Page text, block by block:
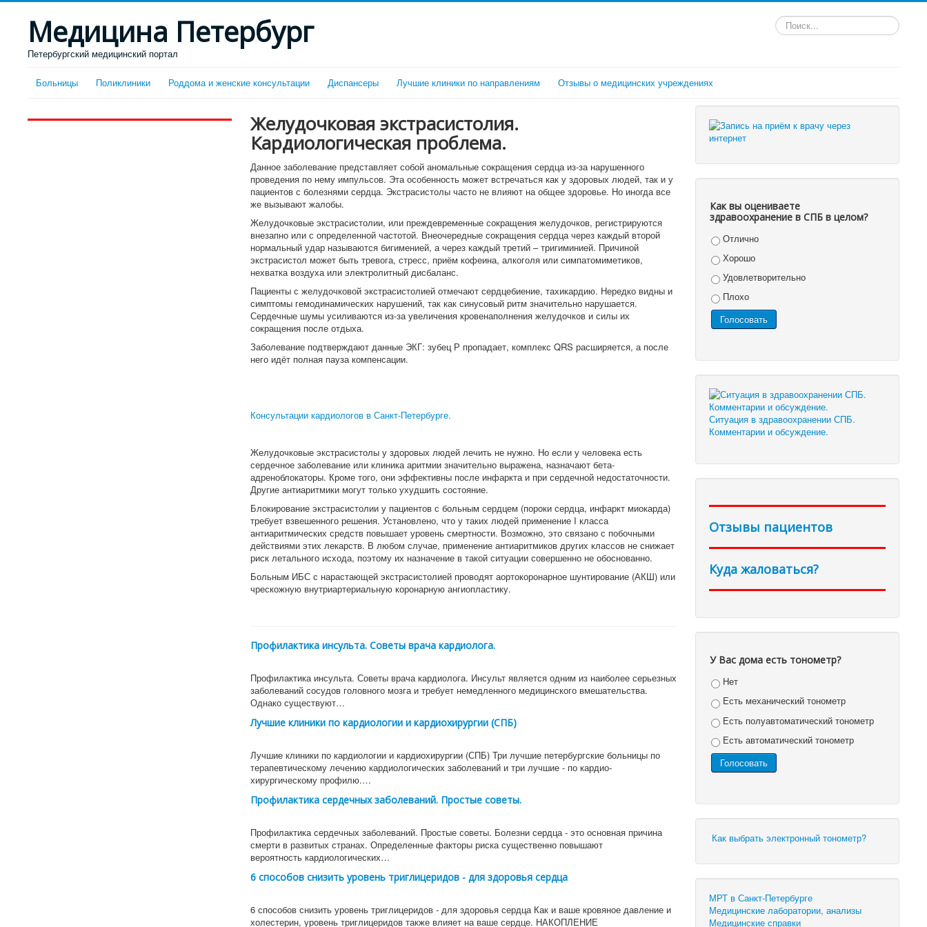
Медицина Петербург
Петербургский медицинский портал
Искать...
Больницы Поликлиники Роддома и женские консультации Диспансеры Лучшие клиники по направлениям Отзывы о медицинских учреждениях
Желудочковая экстрасистолия.
Кардиологическая проблема.
Данное заболевание представляет собой аномальные сокращения сердца из-за нарушенного
проведения по нему импульсов. Эта особенность может встречаться как у здоровых людей, так и у
пациентов с болезнями сердца. Экстрасистолы часто не влияют на общее здоровье. Но иногда все
же вызывают жалобы.
Желудочковые экстрасистолии, или преждевременные сокращения желудочков, регистрируются
внезапно или с определенной частотой. Внеочередные сокращения сердца через каждый второй
нормальный удар называются бигименией, а через каждый третий – тригиминией. Причиной
экстрасистол может быть тревога, стресс, приём кофеина, алкоголя или симпатомиметиков,
нехватка воздуха или электролитный дисбаланс.
Пациенты с желудочковой экстрасистолией отмечают сердцебиение, тахикардию. Нередко видны и
симптомы гемодинамических нарушений, так как синусовый ритм значительно нарушается.
Сердечные шумы усиливаются из-за увеличения кровенаполнения желудочков и силы их
сокращения после отдыха.
Заболевание подтверждают данные ЭКГ: зубец Р пропадает, комплекс QRS расширяется, а после
него идёт полная пауза компенсации.
Консультации кардиологов в Санкт-Петербурге.
Желудочковые экстрасистолы у здоровых людей лечить не нужно. Но если у человека есть
сердечное заболевание или клиника аритмии значительно выражена, назначают бета-
адреноблокаторы. Кроме того, они эффективны после инфаркта и при сердечной недостаточности.
Другие антиаритмики могут только ухудшить состояние.
Блокирование экстрасистолии у пациентов с больным сердцем (пороки сердца, инфаркт миокарда)
требует взвешенного решения. Установлено, что у таких людей применение I класса
антиаритмических средств повышает уровень смертности. Возможно, это связано с побочными
действиями этих лекарств. В любом случае, применение антиаритмиков других классов не снижает
риск летального исхода, поэтому их назначение в такой ситуации совершенно не обоснованно.
Больным ИБС с нарастающей экстрасистолией проводят аортокоронарное шунтирование (АКШ) или
чрескожную внутриартериальную коронарную ангиопластику.
Профилактика инсульта. Советы врача кардиолога.
Профилактика инсульта. Советы врача кардиолога. Инсульт является одним из наиболее серьезных
заболеваний сосудов головного мозга и требует немедленного медицинского вмешательства.
Однако существуют…
Лучшие клиники по кардиологии и кардиохирургии (СПБ)
Лучшие клиники по кардиологии и кардиохирургии (СПБ) Три лучшие петербургские больницы по
терапевтическому лечению кардиологических заболеваний и три лучшие - по кардио-
хирургическому профилю.…
Профилактика сердечных заболеваний. Простые советы.
Профилактика сердечных заболеваний. Простые советы. Болезни сердца - это основная причина
смерти в развитых странах. Определенные факторы риска существенно повышают
вероятность кардиологических…
6 способов снизить уровень триглицеридов - для здоровья сердца
6 способов снизить уровень триглицеридов - для здоровья сердца Как и ваше кровяное давление и
холестерин, уровень триглицеридов также влияет на ваше сердце. НАКОПЛЕНИЕ
Как вы оцениваете
здравоохранение в СПБ в целом?
Отлично
Хорошо
Удовлетворительно
Плохо
Ситуация в здравоохранении СПБ.
Комментарии и обсуждение.
Отзывы пациентов
Куда жаловаться?
У Вас дома есть тонометр?
Нет
Есть механический тонометр
Есть полуавтоматический тонометр
Есть автоматический тонометр
Как выбрать электронный тонометр?
МРТ в Санкт-Петербурге
Медицинские лаборатории, анализы
Медицинские справки